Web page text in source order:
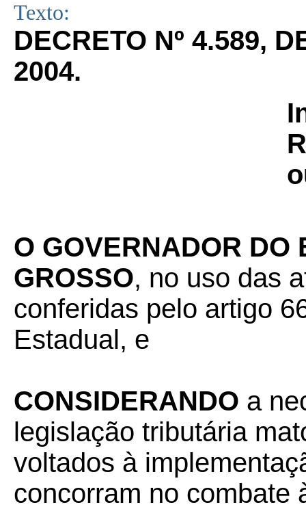
Texto:
DECRETO Nº 4.589,
2004.
O GOVERNADOR DO
GROSSO, no uso das
conferidas pelo artigo
Estadual, e
CONSIDERANDO a
legislação tributária
voltados à
concorram no combate